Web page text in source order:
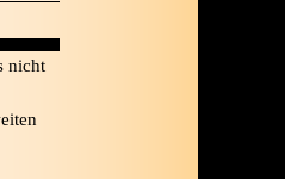
nicht